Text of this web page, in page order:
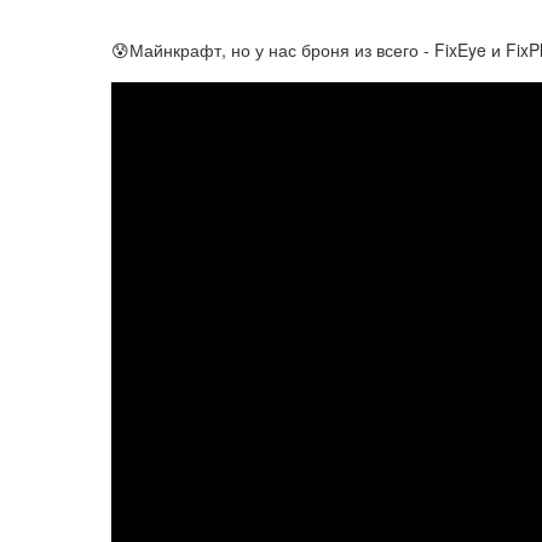
😰Майнкрафт, но у нас броня из всего - FixEye и